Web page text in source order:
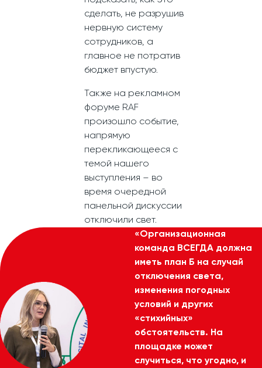
сделать, не разрушив
нервную систему
сотрудников, а
главное не потратив
бюджет впустую.
Также на рекламном
форуме RAF
произошло событие,
напрямую
перекликающееся с
темой нашего
выступления – во
время очередной
панельной дискуссии
отключили свет.
«Организационная
команда ВСЕГДА должна
иметь план Б на случай
отключения света,
изменения погодных
условий и других
«стихийных»
обстоятельств. На
площадке может
случиться, что угодно, и